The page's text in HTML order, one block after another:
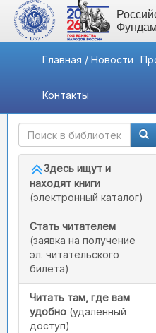
Главная / Новости
Контакты
Быстрый доступ
Здесь ищут и
находят книги
(электронный каталог)
Стать читателем
(заявка на получение
эл. читательского
билета)
Читать там, где вам
удобно (удаленный
доступ)